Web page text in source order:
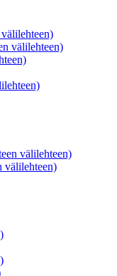
välilehteen)
välilehteen)
välilehteen)